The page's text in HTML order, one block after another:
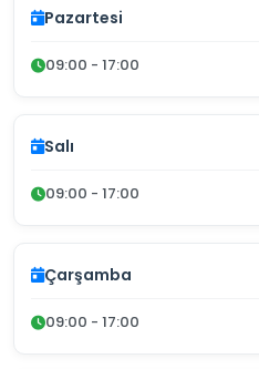
Pazartesi
09:00 - 17:00
Salı
09:00 - 17:00
Çarşamba
09:00 - 17:00